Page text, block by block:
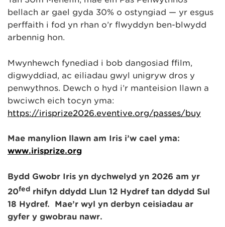
bellach ar gael gyda 30% o ostyngiad — yr esgus
perffaith i fod yn rhan o’r flwyddyn ben-blwydd
arbennig hon.
Mwynhewch fynediad i bob dangosiad ffilm,
digwyddiad, ac eiliadau gŵyl unigryw dros y
penwythnos. Dewch o hyd i’r manteision llawn a
bwciwch eich tocyn yma:
https://irisprize2026.eventive.org/passes/buy
Mae manylion llawn am Iris i’w cael yma:
www.irisprize.org
Bydd Gwobr Iris yn dychwelyd yn 2026 am yr
20fed rhifyn ddydd Llun 12 Hydref tan ddydd Sul
18 Hydref. Mae’r wyl yn derbyn ceisiadau ar
gyfer y gwobrau nawr.